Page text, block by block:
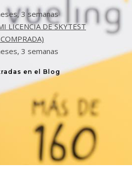
3 semanas
LICENCIA DE SKYTEST
3 semanas
en el Blog